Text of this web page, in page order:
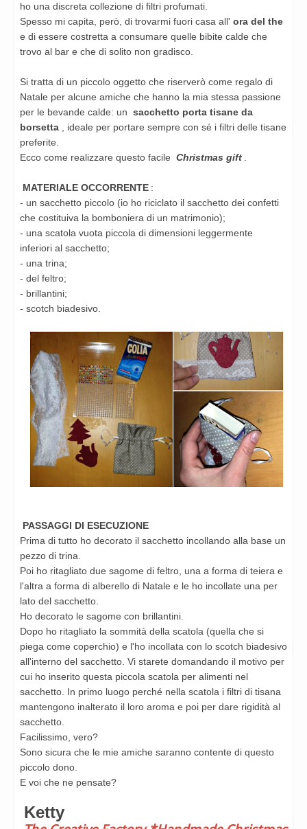
ho una discreta collezione di filtri profumati.
Spesso mi capita, però, di trovarmi fuori casa all' ora del the
e di essere costretta a consumare quelle bibite calde che
trovo al bar e che di solito non gradisco.
Si tratta di un piccolo oggetto che riserverò come regalo di
Natale per alcune amiche che hanno la mia stessa passione
per le bevande calde: un sacchetto porta tisane da
borsetta , ideale per portare sempre con sé i filtri delle tisane
preferite.
Ecco come realizzare questo facile Christmas gift .
MATERIALE OCCORRENTE :
- un sacchetto piccolo (io ho riciclato il sacchetto dei confetti
che costituiva la bomboniera di un matrimonio);
- una scatola vuota piccola di dimensioni leggermente
inferiori al sacchetto;
- una trina;
- del feltro;
- brillantini;
- scotch biadesivo.
PASSAGGI DI ESECUZIONE
Prima di tutto ho decorato il sacchetto incollando alla base un
pezzo di trina.
Poi ho ritagliato due sagome di feltro, una a forma di teiera e
l'altra a forma di alberello di Natale e le ho incollate una per
lato del sacchetto.
Ho decorato le sagome con brillantini.
Dopo ho ritagliato la sommità della scatola (quella che si
piega come coperchio) e l'ho incollata con lo scotch biadesivo
all'interno del sacchetto. Vi starete domandando il motivo per
cui ho inserito questa piccola scatola per alimenti nel
sacchetto. In primo luogo perché nella scatola i filtri di tisana
mantengono inalterato il loro aroma e poi per dare rigidità al
sacchetto.
Facilissimo, vero?
Sono sicura che le mie amiche saranno contente di questo
piccolo dono.
E voi che ne pensate?
Ketty